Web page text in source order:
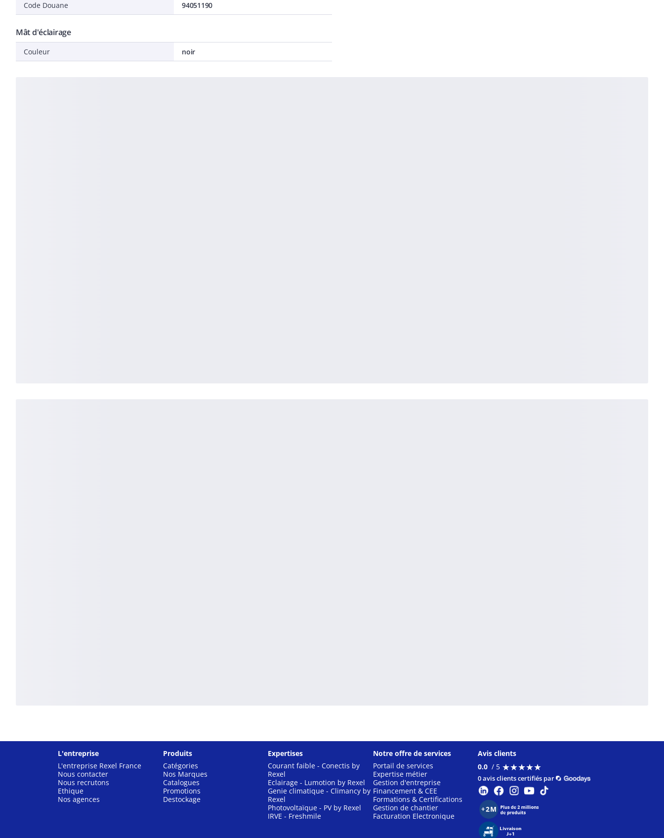
Code Douane
94051190
Mât d'éclairage
Couleur noir
L'entreprise
L'entreprise Rexel France
Nous contacter
Nous recrutons
Ethique
Nos agences
Produits
Catégories
Nos Marques
Catalogues
Promotions
Destockage
Expertises
Courant faible - Conectis by
Rexel
Eclairage - Lumotion by Rexel
Genie climatique - Climancy by
Rexel
Photovoltaïque - PV by Rexel
IRVE - Freshmile
Notre offre de services
Portail de services
Expertise métier
Gestion d'entreprise
Financement & CEE
Formations & Certifications
Gestion de chantier
Facturation Electronique
Avis clients
0.0 / 5 ★★★★★
★★★★★
0 avis clients certifiés par